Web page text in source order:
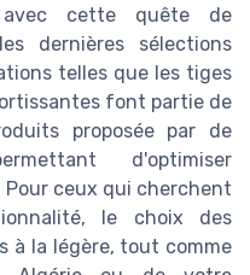
cette quête de
dernières sélections
telles que les tiges
font partie de
proposée par de
d'optimiser
ceux qui cherchent
le choix des
à la légère, tout comme